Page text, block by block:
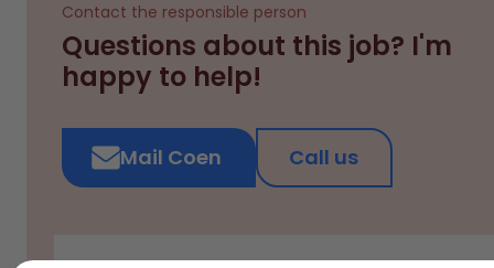
Contact the responsible person
Questions about this job? I'm
happy to help!
Mail Coen Call us